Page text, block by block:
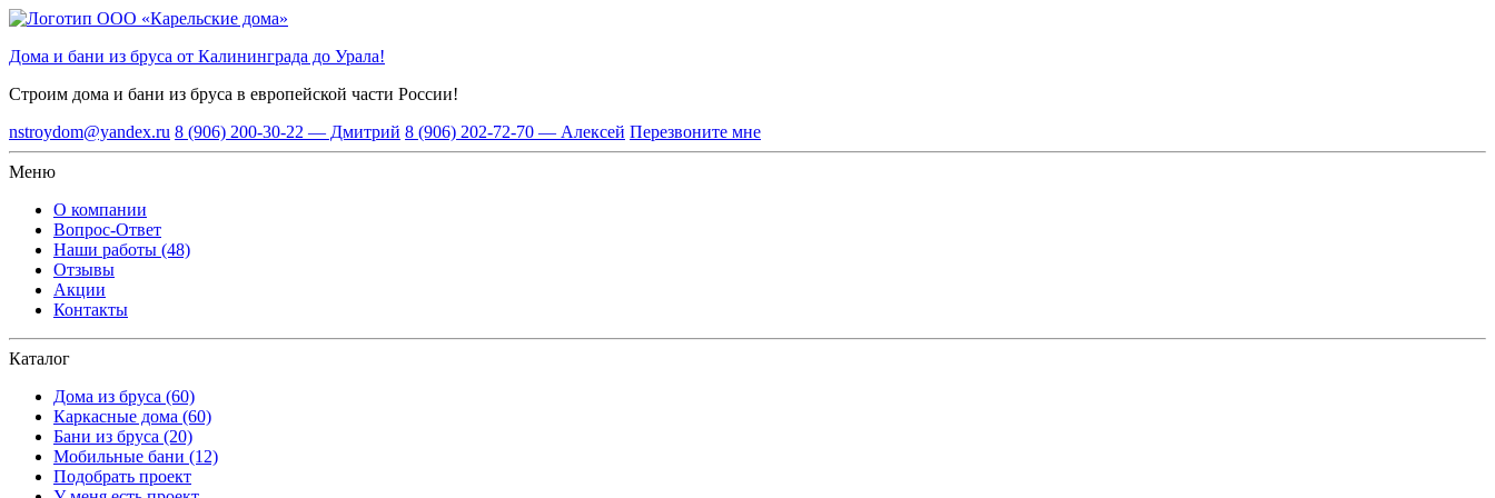
Дома и бани из бруса от Калининграда до Урала!
Строим дома и бани из бруса в европейской части России!
nstroydom@yandex.ru 8 (906) 200-30-22 — Дмитрий 8 (906) 202-72-70 — Алексей Перезвоните мне
Меню
О компании
Вопрос-Ответ
Наши работы (48)
Отзывы
Акции
Контакты
Каталог
Дома из бруса (60)
Каркасные дома (60)
Бани из бруса (20)
Мобильные бани (12)
Подобрать проект